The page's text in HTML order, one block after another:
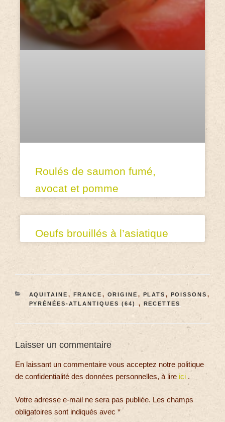
Roulés de saumon fumé,
avocat et pomme
Oeufs brouillés à l’asiatique
AQUITAINE , FRANCE , ORIGINE , PLATS , POISSONS ,
PYRÉNÉES-ATLANTIQUES (64) , RECETTES
Laisser un commentaire
En laissant un commentaire vous acceptez notre politique
de confidentialité des données personnelles, à lire ici .
Votre adresse e-mail ne sera pas publiée. Les champs
obligatoires sont indiqués avec *